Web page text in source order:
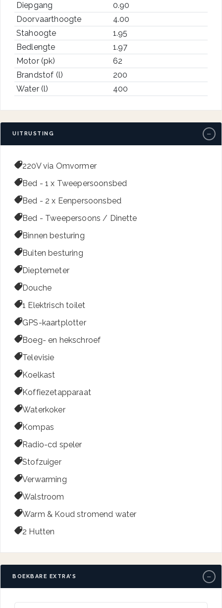
Diepgang
0.90
Doorvaarthoogte
4.00
Stahoogte
1.95
Bedlengte
1.97
Motor (pk)
62
Brandstof (l)
200
Water (l)
400
UITRUSTING −
220V via Omvormer
Bed - 1 x Tweepersoonsbed
Bed - 2 x Eenpersoonsbed
Bed - Tweepersoons / Dinette
Binnen besturing
Buiten besturing
Dieptemeter
Douche
1 Elektrisch toilet
GPS-kaartplotter
Boeg- en hekschroef
Televisie
Koelkast
Koffiezetapparaat
Waterkoker
Kompas
Radio-cd speler
Stofzuiger
Verwarming
Walstroom
Warm & Koud stromend water
2 Hutten
BOEKBARE EXTRA'S −